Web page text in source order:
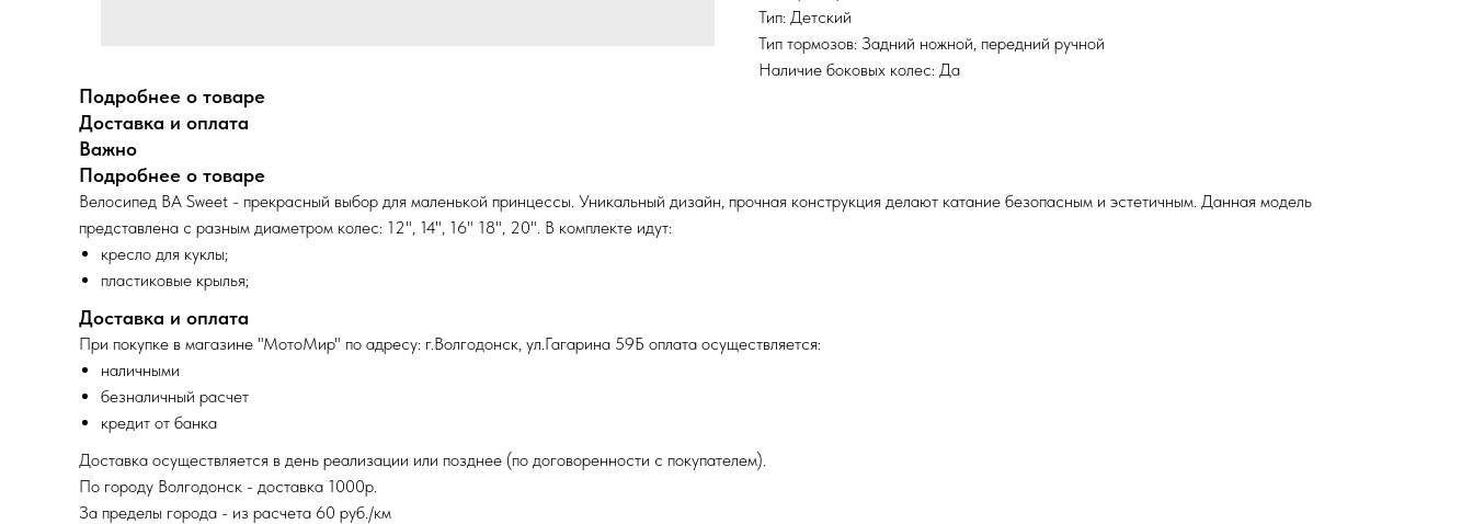
Тип: Детский
Тип тормозов: Задний ножной, передний ручной
Наличие боковых колес: Да
Подробнее о товаре
Доставка и оплата
Важно
Подробнее о товаре
Велосипед BA Sweet - прекрасный выбор для маленькой принцессы. Уникальный дизайн, прочная конструкция делают катание безопасным и эстетичным. Данная модель
представлена с разным диаметром колес: 12", 14", 16" 18", 20". В комплекте идут:
кресло для куклы;
пластиковые крылья;
Доставка и оплата
При покупке в магазине "МотоМир" по адресу: г.Волгодонск, ул.Гагарина 59Б оплата осуществляется:
наличными
безналичный расчет
кредит от банка
Доставка осуществляется в день реализации или позднее (по договоренности с покупателем).
По городу Волгодонск - доставка 1000р.
За пределы города - из расчета 60 руб./км